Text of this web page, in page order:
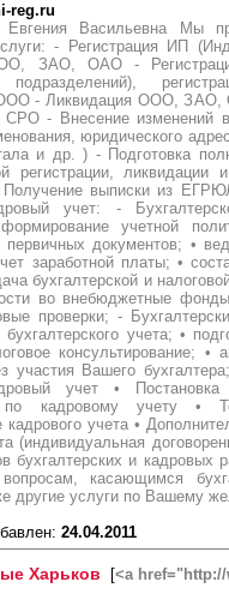
reg.ru
Васильевна Мы
- Регистрация ИП
ЗАО, ОАО -
подразделений),
ООО - Ликвидация ООО,
- Внесение изменений
юридического
и др. ) - Подготовка
регистрации,
Получение выписки из
учет: -
учетной
первичных документов; •
заработной платы; •
бухгалтерской и
во внебюджетные
проверки; -
бухгалтерского учета; •
консультирование; •
участия Вашего
учет • Постановка
по кадровому учету •
кадрового учета •
(индивидуальная
бухгалтерских и кадровых
касающимся
другие услуги по Вашему
24.04.2011
Харьков [<a